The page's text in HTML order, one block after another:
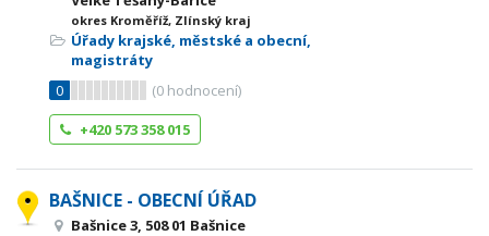
okres Kroměříž, Zlínský kraj
Úřady krajské, městské a obecní,
magistráty
0
(0 hodnocení)
+420 573 358 015
BAŠNICE - OBECNÍ ÚŘAD
Bašnice 3, 508 01 Bašnice